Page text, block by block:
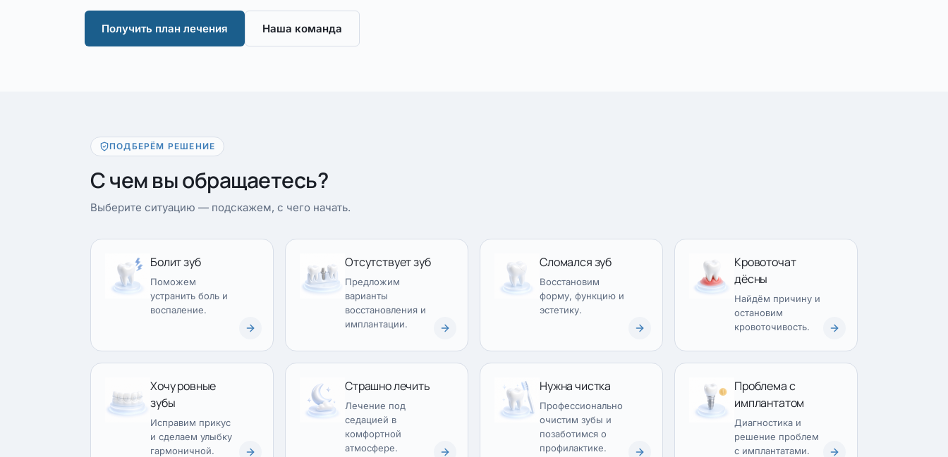
Получить план лечения Наша команда
ПОДБЕРЁМ РЕШЕНИЕ
С чем вы обращаетесь?
Выберите ситуацию — подскажем, с чего начать.
Болит зуб
Поможем
устранить боль и
воспаление.
Отсутствует зуб
Предложим
варианты
восстановления и
имплантации.
Сломался зуб
Восстановим
форму, функцию и
эстетику.
Кровоточат
дёсны
Найдём причину и
остановим
кровоточивость.
Хочу ровные
зубы
Исправим прикус
и сделаем улыбку
гармоничной.
Страшно лечить
Лечение под
седацией в
комфортной
атмосфере.
Нужна чистка
Профессионально
очистим зубы и
позаботимся о
профилактике.
Проблема с
имплантатом
Диагностика и
решение проблем
с имплантатами.